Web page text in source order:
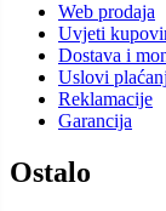
Web prodaja
Uvjeti
Dostava i
Uslovi
Reklamacije
Garancija
Ostalo